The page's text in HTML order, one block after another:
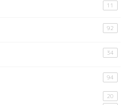
11
92
34
94
20